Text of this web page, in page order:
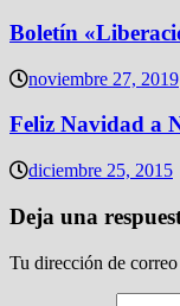
Boletín
noviembre 27, 2019
Feliz Navidad a
diciembre 25, 2015
Deja una
Tu dirección de